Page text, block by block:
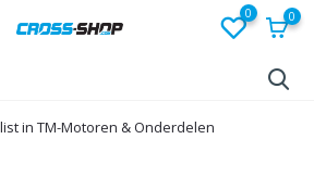
0 0
in TM-Motoren & Onderdelen